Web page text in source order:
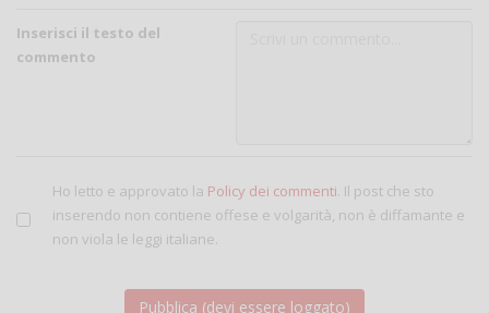
Inserisci il testo del
commento
Ho letto e approvato la Policy dei commenti. Il post che sto
inserendo non contiene offese e volgarità, non è diffamante e
non viola le leggi italiane.